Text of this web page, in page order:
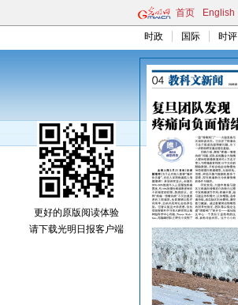
首页 English
时政 国际 时评
更好的原版阅读体验
请下载光明日报客户端